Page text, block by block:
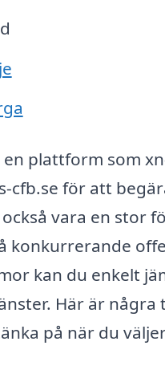
plattform som
cfb.se för att
vara en stor
konkurrerande
kan du enkelt
Här är några
på när du